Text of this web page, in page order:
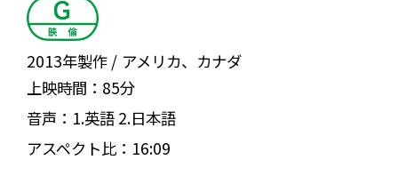
2013年製作
アメリカ、カナダ
上映時間： 85分
音声： 1.英語 2.日本語
アスペクト比： 16:09